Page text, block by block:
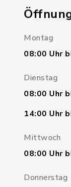
Montag
08:00 Uhr
Dienstag
08:00 Uhr
14:00 Uhr
Mittwoch
08:00 Uhr
Donnerstag